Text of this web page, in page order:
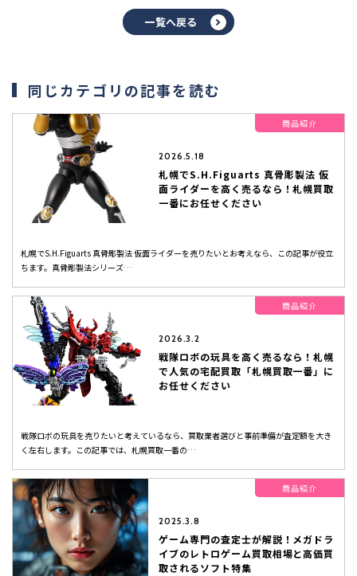
一覧へ戻る
同じカテゴリの記事を読む
商品紹介
2026.5.18
札幌でS.H.Figuarts 真骨彫製法 仮
面ライダーを高く売るなら！札幌買取
一番にお任せください
札幌でS.H.Figuarts 真骨彫製法 仮面ライダーを売りたいとお考えなら、この記事が役立
ちます。真骨彫製法シリーズ…
商品紹介
2026.3.2
戦隊ロボの玩具を高く売るなら！札幌
で人気の宅配買取「札幌買取一番」に
お任せください
戦隊ロボの玩具を売りたいと考えているなら、買取業者選びと事前準備が査定額を大き
く左右します。この記事では、札幌買取一番の…
商品紹介
2025.3.8
ゲーム専門の査定士が解説！メガドラ
イブのレトロゲーム買取相場と高価買
取されるソフト特集